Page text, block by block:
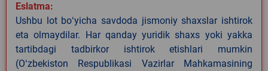
Eslatma:
Ushbu lot boʻyicha savdoda jismoniy shaxslar ishtirok
eta olmaydilar. Har qanday yuridik shaxs yoki yakka
tartibdagi tadbirkor ishtirok etishlari mumkin
(Oʻzbekiston Respublikasi Vazirlar Mahkamasining